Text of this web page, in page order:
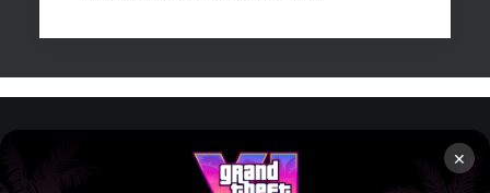
×
Rockstar Mag’, Copyright © 2013-2026 – Tous droits réservés –